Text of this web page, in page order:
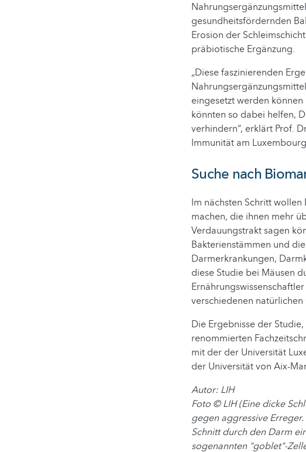
gesundheitsfördernden
Erosion der
präbiotische Ergänzung.
„Diese faszinierenden
eingesetzt werden
könnten so dabei helfen,
verhindern“, erklärt Prof.
Immunität am
Suche nach
Im nächsten Schritt
machen, die ihnen mehr
Verdauungstrakt sagen
Bakterienstämmen und
Darmerkrankungen,
diese Studie bei Mäusen
verschiedenen natürlichen
Die Ergebnisse der
renommierten
mit der der Universität
der Universität von Aix-
Autor: LIH
Foto © LIH (Eine dicke
gegen aggressive
Schnitt durch den Darm
sogenannten "goblet"-